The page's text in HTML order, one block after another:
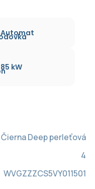
Automat
85 kW
Čierna Deep perleťová
4
WVGZZZCS5VY011501